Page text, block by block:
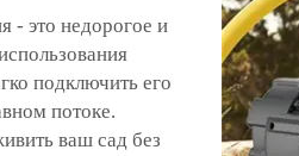
- это недорогое и
подключить его
потоке.
ваш сад без